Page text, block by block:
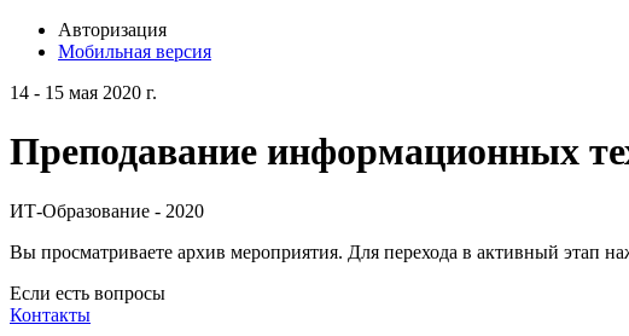
Авторизация
Мобильная версия
14 - 15 мая 2020 г.
Преподавание информационных
ИТ-Образование - 2020
Вы просматриваете архив мероприятия. Для перехода в активный этап
Если есть вопросы
Контакты